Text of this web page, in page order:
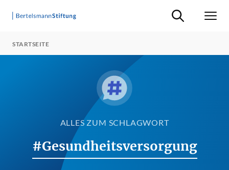
Suche ein-/
STARTSEITE
ALLES ZUM SCHLAGWORT
#Gesundheitsversorgung